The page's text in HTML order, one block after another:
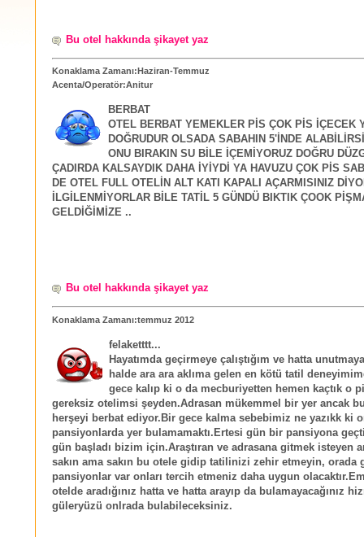
Bu otel hakkında şikayet yaz
Konaklama Zamanı:Haziran-Temmuz
Acenta/Operatör:Anitur
BERBAT
OTEL BERBAT YEMEKLER PİS ÇOK PİS İÇECEK
DOĞRUDUR OLSADA SABAHIN 5'İNDE
ONU BIRAKIN SU BİLE İÇEMİYORUZ DOĞRU
ÇADIRDA KALSAYDIK DAHA İYİYDİ YA HAVUZU ÇOK PİS
DE OTEL FULL OTELİN ALT KATI KAPALI AÇARMISINIZ
İLGİLENMİYORLAR BİLE TATİL 5 GÜNDÜ BIKTIK ÇOOK
GELDİĞİMİZE ..
Bu otel hakkında şikayet yaz
Konaklama Zamanı:temmuz 2012
felaketttt...
Hayatımda geçirmeye çalıştığım ve hatta unutmaya
halde ara ara aklıma gelen en kötü tatil
gece kalıp ki o da mecburiyetten hemen kaçtık o
gereksiz otelimsi şeyden.Adrasan mükemmel bir yer ancak
herşeyi berbat ediyor.Bir gece kalma sebebimiz ne yazıkk ki
pansiyonlarda yer bulamamaktı.Ertesi gün bir pansiyona
gün başladı bizim için.Araştıran ve adrasana gitmek isteyen
sakın ama sakın bu otele gidip tatilinizi zehir etmeyin, orada
pansiyonlar var onları tercih etmeniz daha uygun
otelde aradığınız hatta ve hatta arayıp da bulamayacağınız
güleryüzü onlrada bulabileceksiniz.